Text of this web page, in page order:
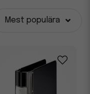
från kvalitetsmärket
stor
ovan är i
Mest populära